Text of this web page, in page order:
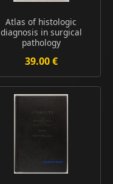
Atlas of histologic
diagnosis in surgical
pathology
39.00 €